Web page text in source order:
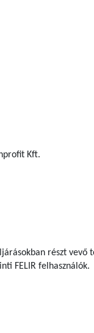
Kft.
részt vevő
FELIR felhasználók.